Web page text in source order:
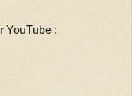
YouTube :